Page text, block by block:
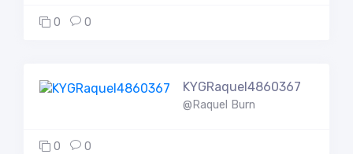
0 0
KYGRaquel4860367
@Raquel Burn
0 0